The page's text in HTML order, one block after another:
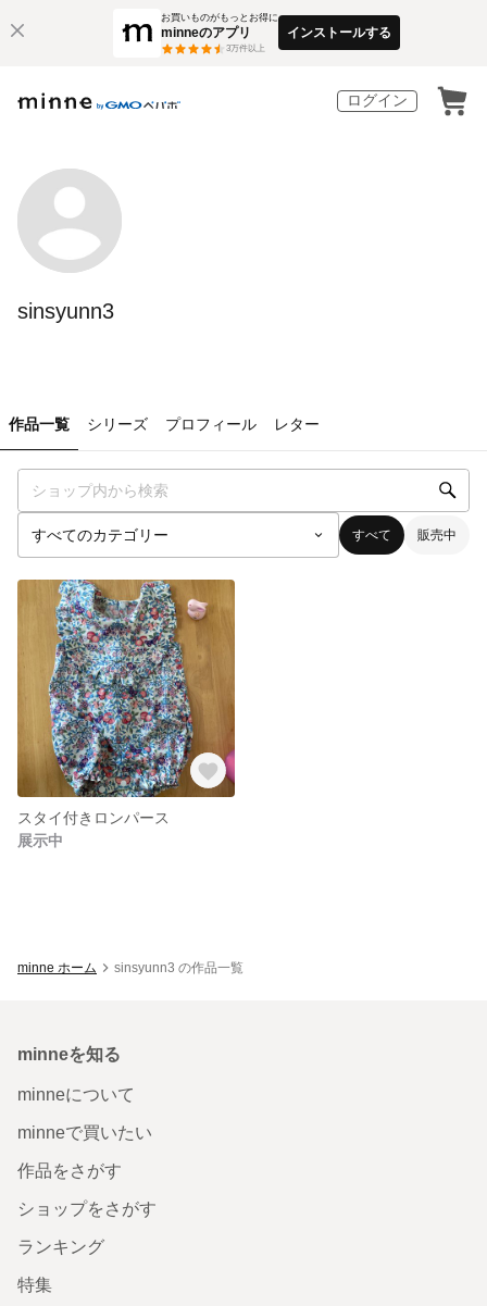
お買いものがもっとお得に
minneのアプリ
3万件以上
インストールする
ログイン
sinsyunn3
作品一覧 シリーズ プロフィール レター
すべて 販売中
スタイ付きロンパース
展示中
minne ホーム sinsyunn3 の作品一覧
minneを知る
minneについて
minneで買いたい
作品をさがす
ショップをさがす
ランキング
特集